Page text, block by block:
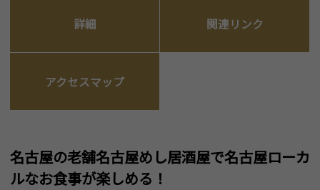
詳細 関連リンク
アクセスマップ
名古屋の老舗名古屋めし居酒屋で名古屋ローカ
ルなお食事が楽しめる！